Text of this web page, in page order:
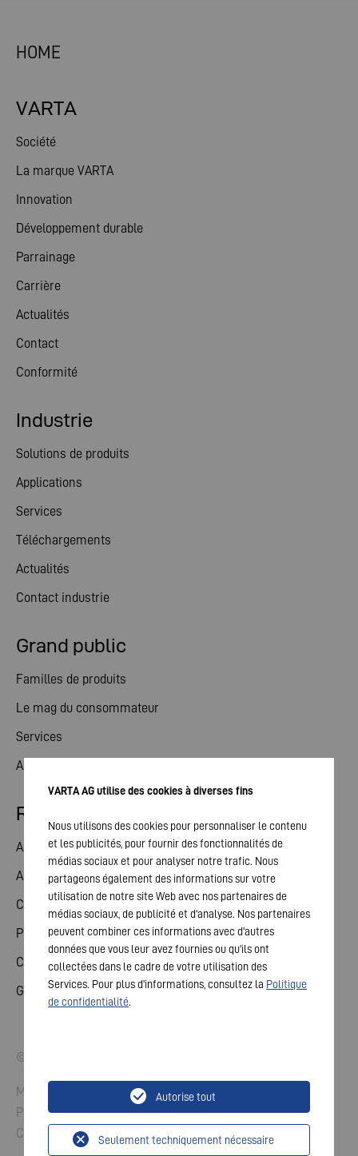
HOME
VARTA
Société
La marque VARTA
Innovation
Développement durable
Parrainage
Carrière
Actualités
Contact
Conformité
Grand public
Familles de produits
Le mag du consommateur
Services
Actualités
Industrie
Solutions de produits
Applications
Services
Téléchargements
Actualités
Contact industrie
Relations avec les investisseurs
Action
Assemblée générale
Calendrier financier
Publications
Contact investisseurs
Gouvernement d'entreprise
© 2026 VARTA AG. Tous droits réservés.
Mentions légales
Protection des données
Conditions générales
VARTA AG utilise des cookies à diverses fins
Nous utilisons des cookies pour personnaliser le contenu
et les publicités, pour fournir des fonctionnalités de
médias sociaux et pour analyser notre trafic. Nous
partageons également des informations sur votre
utilisation de notre site Web avec nos partenaires de
médias sociaux, de publicité et d'analyse. Nos partenaires
peuvent combiner ces informations avec d'autres
données que vous leur avez fournies ou qu'ils ont
collectées dans le cadre de votre utilisation des
Services. Pour plus d'informations, consultez la Politique
de confidentialité.
Seulement techniquement nécessaire
Autorise tout